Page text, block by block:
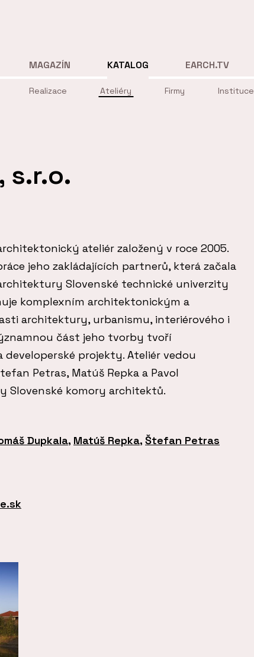
MAGAZÍN KATALOG
Realizace Ateliéry Firmy Instituce
EARCH.TV
s.r.o.
ateliér založený v roce 2005.
jeho zakládajících partnerů, která začala
Slovenské technické univerzity
komplexním architektonickým a
architektury, urbanismu, interiérového i
část jeho tvorby tvoří
projekty. Ateliér vedou
Petras, Matúš Repka a Pavol
Slovenské komory architektů.
Dupkala, Matúš Repka, Štefan Petras